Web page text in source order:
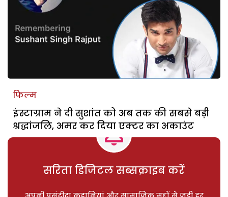
फिल्म
इंस्टाग्राम ने दी सुशांत को अब तक की सबसे बड़ी
श्रद्धांजलि, अमर कर दिया एक्टर का अकाउंट
सरिता डिजिटल सब्सक्राइब करें